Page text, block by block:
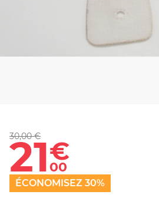
30,00 €
21€
00
ÉCONOMISEZ 30%